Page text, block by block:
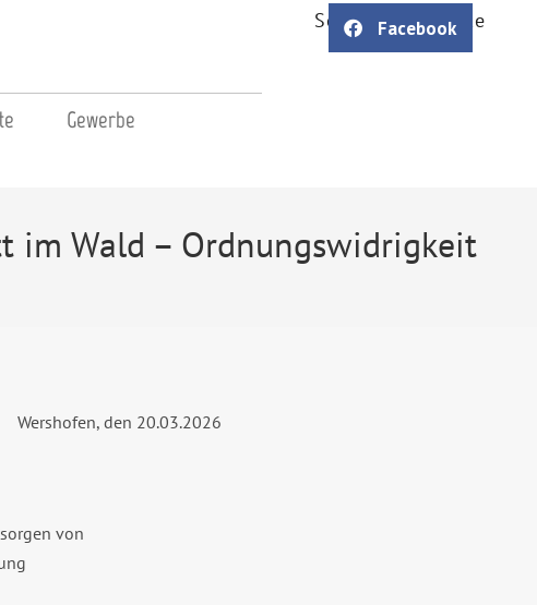
Gewerbe
Soziale Netzwerke
Facebook
im Wald – Ordnungswidrigkeit
Wershofen, den 20.03.2026
von